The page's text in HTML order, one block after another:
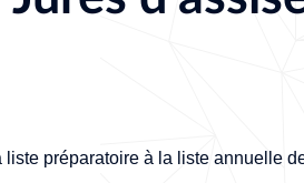
liste préparatoire à la liste annuelle